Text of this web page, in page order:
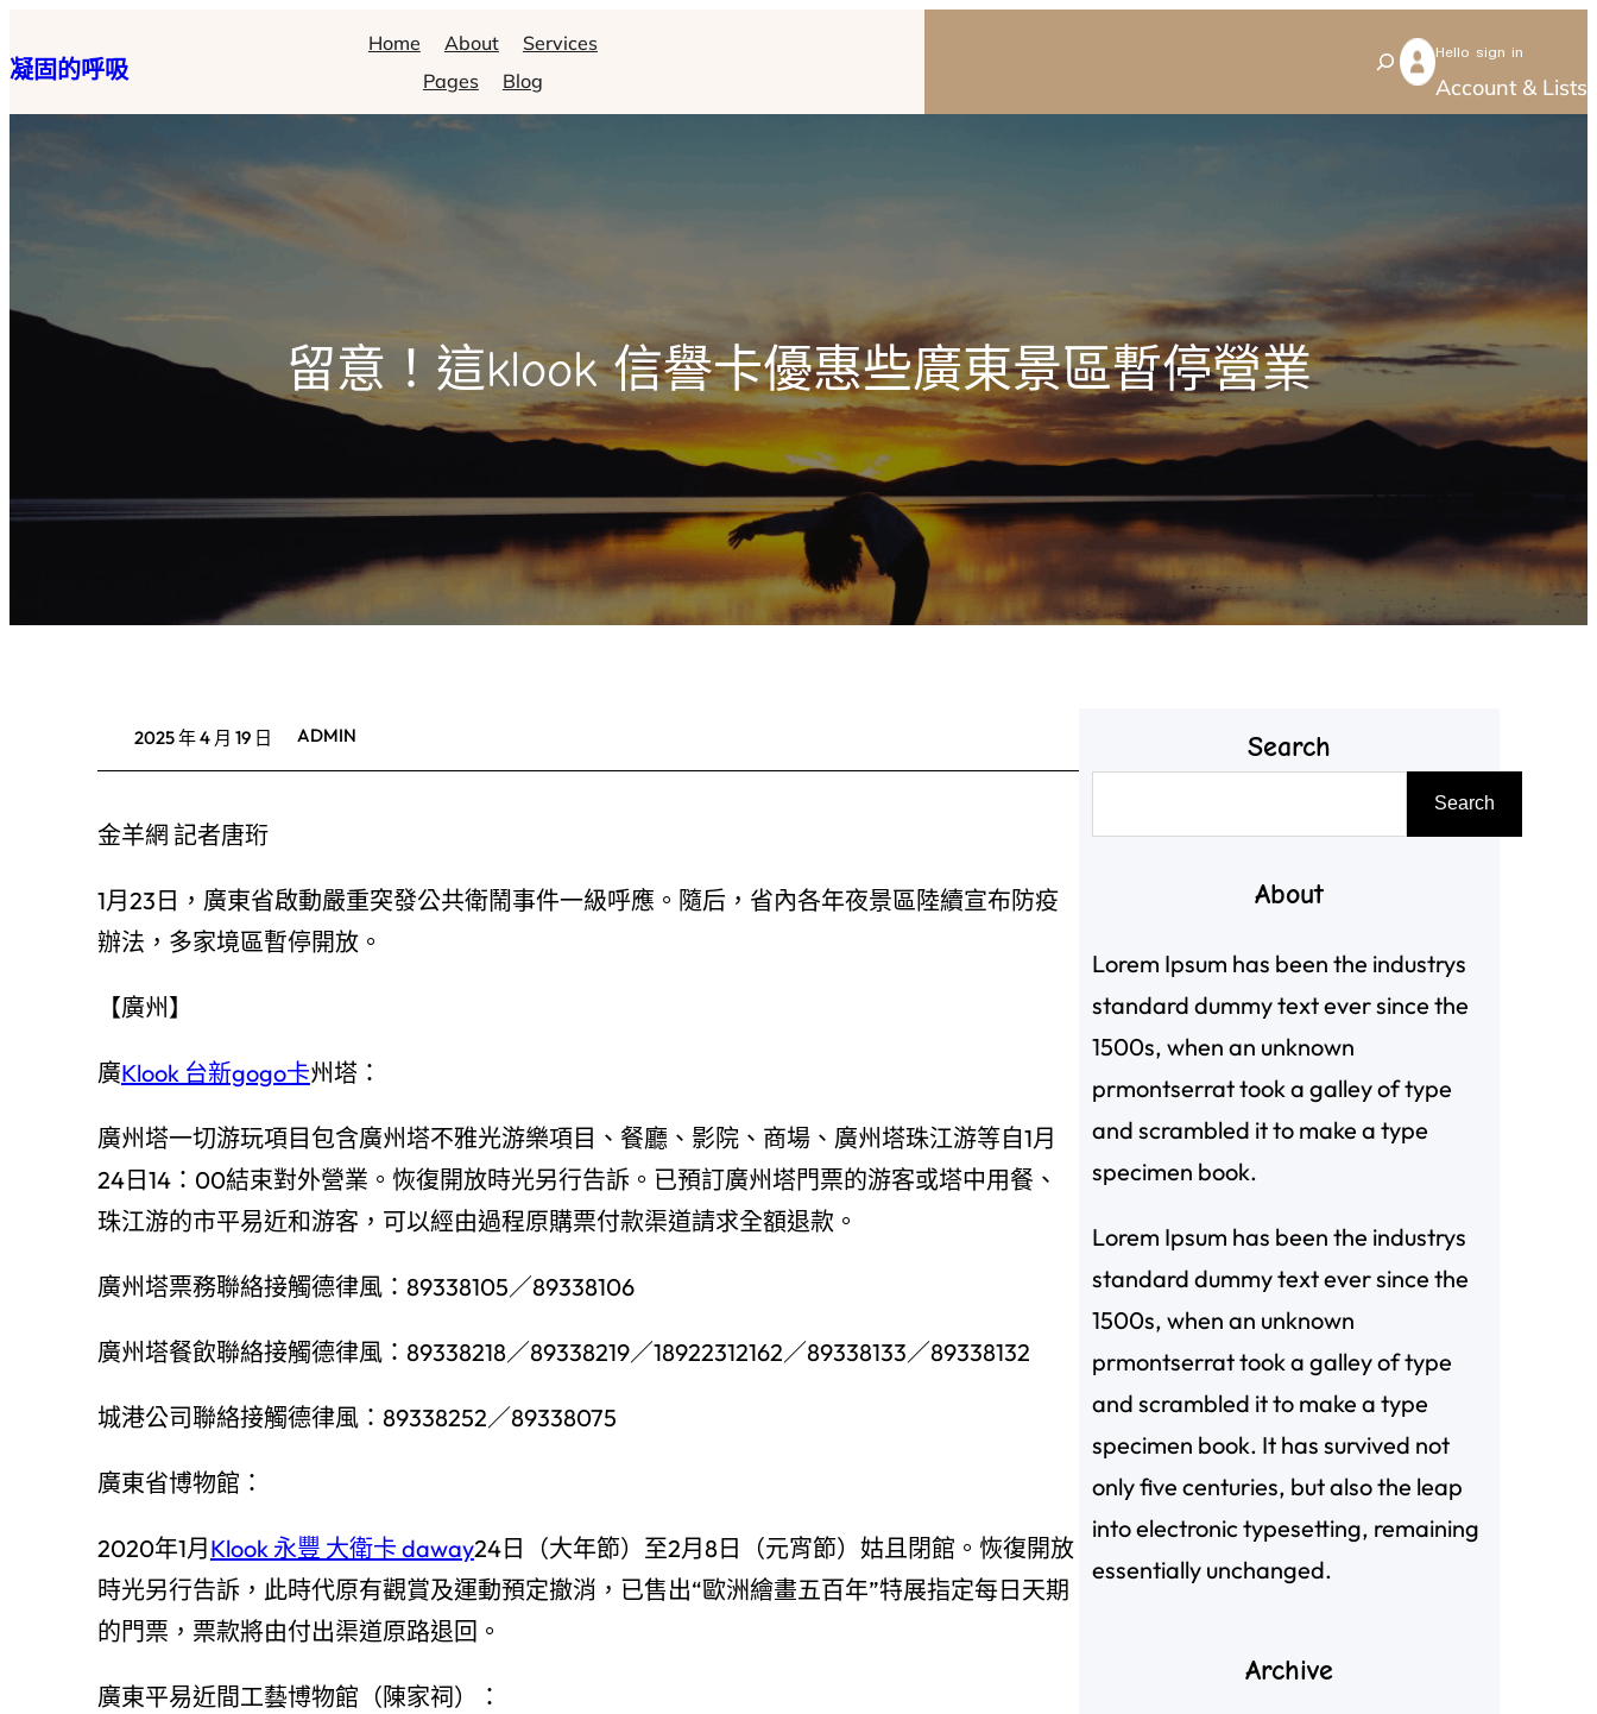
至
主
凝固的呼吸
Home About
Services
Pages
Blog
S
e
Hello sign in
Account & Lists
留意！這klook 信譽卡優惠些廣東景區暫停營業
2025 年 4 月 19 日 ADMIN
金羊網 記者唐珩
1月23日，廣東省啟動嚴重突發公共衛鬧事件一級呼應。隨后，省內各年夜景區陸續宣布防疫
辦法，多家境區暫停開放。
【廣州】
廣Klook 台新gogo卡州塔：
廣州塔一切游玩項目包含廣州塔不雅光游樂項目、餐廳、影院、商場、廣州塔珠江游等自1月
24日14：00結束對外營業。恢復開放時光另行告訴。已預訂廣州塔門票的游客或塔中用餐、
珠江游的市平易近和游客，可以經由過程原購票付款渠道請求全額退款。
廣州塔票務聯絡接觸德律風：89338105／89338106
廣州塔餐飲聯絡接觸德律風：89338218／89338219／18922312162／89338133／89338132
城港公司聯絡接觸德律風：89338252／89338075
廣東省博物館：
2020年1月Klook 永豐 大衛卡 daway24日（大年節）至2月8日（元宵節）姑且閉館。恢復開放
時光另行告訴，此時代原有觀賞及運動預定撤消，已售出“歐洲繪畫五百年”特展指定每日天期
的門票，票款將由付出渠道原路退回。
廣東平易近間工藝博物館（陳家祠）：
Search
尋
Search
About
Lorem Ipsum has been the industrys
standard dummy text ever since the
1500s, when an unknown
prmontserrat took a galley of type
and scrambled it to make a type
specimen book.
Lorem Ipsum has been the industrys
standard dummy text ever since the
1500s, when an unknown
prmontserrat took a galley of type
and scrambled it to make a type
specimen book. It has survived not
only five centuries, but also the leap
into electronic typesetting, remaining
essentially unchanged.
Archive